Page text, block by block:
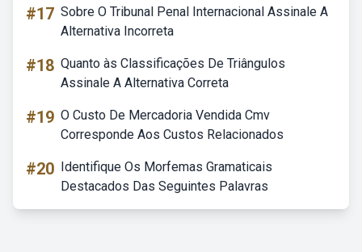
#17 Sobre O Tribunal Penal Internacional Assinale A
Alternativa Incorreta
#18 Quanto às Classificações De Triângulos
Assinale A Alternativa Correta
#19 O Custo De Mercadoria Vendida Cmv
Corresponde Aos Custos Relacionados
#20 Identifique Os Morfemas Gramaticais
Destacados Das Seguintes Palavras